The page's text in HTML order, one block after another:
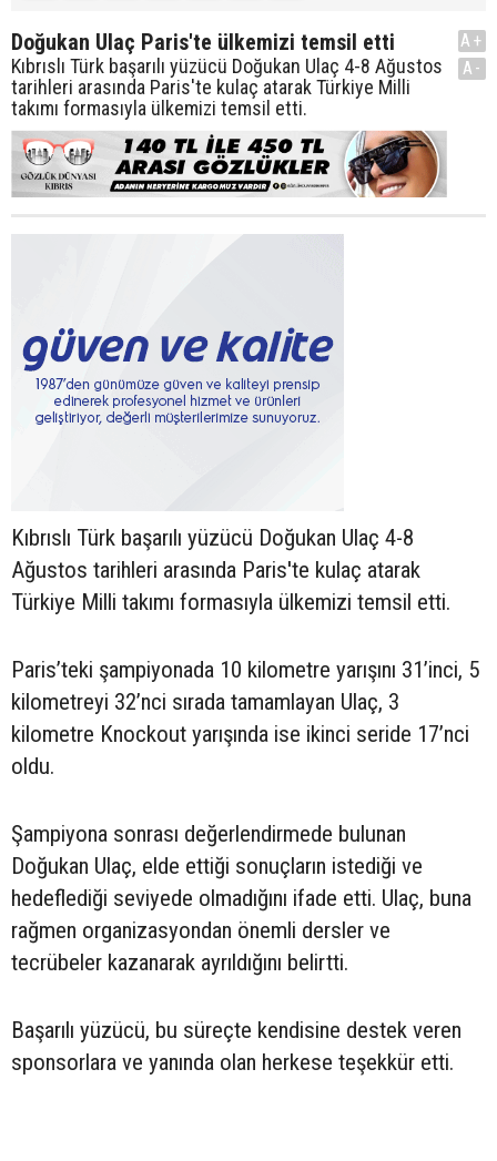
Doğukan Ulaç Paris'te ülkemizi temsil etti
Kıbrıslı Türk başarılı yüzücü Doğukan Ulaç 4-8 Ağustos
tarihleri arasında Paris'te kulaç atarak Türkiye Milli
takımı formasıyla ülkemizi temsil etti.
A+
A-
Kıbrıslı Türk başarılı yüzücü Doğukan Ulaç 4-8
Ağustos tarihleri arasında Paris'te kulaç atarak
Türkiye Milli takımı formasıyla ülkemizi temsil etti.
Paris’teki şampiyonada 10 kilometre yarışını 31’inci, 5
kilometreyi 32’nci sırada tamamlayan Ulaç, 3
kilometre Knockout yarışında ise ikinci seride 17’nci
oldu.
Şampiyona sonrası değerlendirmede bulunan
Doğukan Ulaç, elde ettiği sonuçların istediği ve
hedeflediği seviyede olmadığını ifade etti. Ulaç, buna
rağmen organizasyondan önemli dersler ve
tecrübeler kazanarak ayrıldığını belirtti.
Başarılı yüzücü, bu süreçte kendisine destek veren
sponsorlara ve yanında olan herkese teşekkür etti.